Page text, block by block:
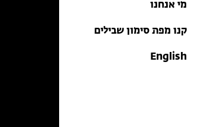
מי אנחנו
קנו מפת סימון שבילים
English